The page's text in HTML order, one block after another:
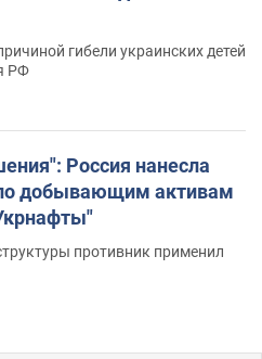
гибели украинских детей
РФ
Россия нанесла
добывающим активам
противник применил